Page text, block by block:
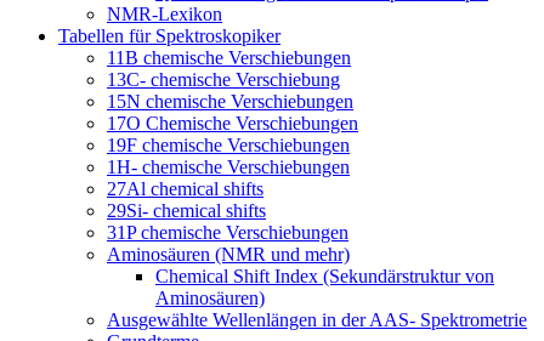
NMR-Lexikon
Tabellen für Spektroskopiker
11B chemische Verschiebungen
13C- chemische Verschiebung
15N chemische Verschiebungen
17O Chemische Verschiebungen
19F chemische Verschiebungen
1H- chemische Verschiebungen
27Al chemical shifts
29Si- chemical shifts
31P chemische Verschiebungen
Aminosäuren (NMR und mehr)
Chemical Shift Index (Sekundärstruktur von
Aminosäuren)
Ausgewählte Wellenlängen in der AAS- Spektrometrie